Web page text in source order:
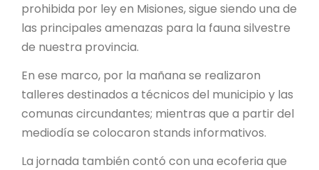
prohibida por ley en Misiones, sigue siendo una de
las principales amenazas para la fauna silvestre
de nuestra provincia.
En ese marco, por la mañana se realizaron
talleres destinados a técnicos del municipio y las
comunas circundantes; mientras que a partir del
mediodía se colocaron stands informativos.
La jornada también contó con una ecoferia que